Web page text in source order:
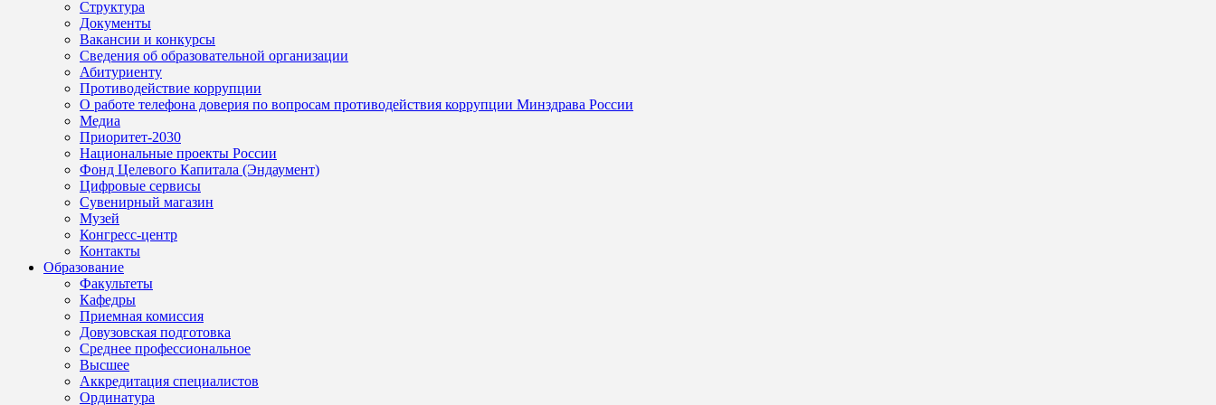
Структура
Документы
Вакансии и конкурсы
Сведения об образовательной организации
Абитуриенту
Противодействие коррупции
О работе телефона доверия по вопросам противодействия коррупции Минздрава России
Медиа
Приоритет-2030
Национальные проекты России
Фонд Целевого Капитала (Эндаумент)
Цифровые сервисы
Сувенирный магазин
Музей
Конгресс-центр
Контакты
Образование
Факультеты
Кафедры
Приемная комиссия
Довузовская подготовка
Среднее профессиональное
Высшее
Аккредитация специалистов
Ординатура